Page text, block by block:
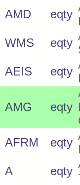
AMD eqty
WMS eqty
AEIS eqty
AMG eqty
AFRM eqty
A eqty